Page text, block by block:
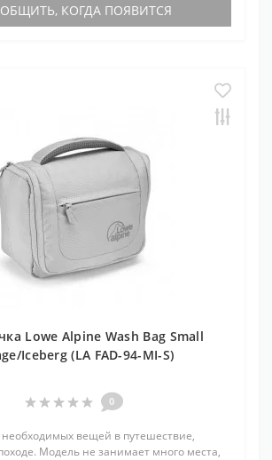
КОГДА ПОЯВИТСЯ
Lowe Alpine Wash Bag Small
Iceberg (LA FAD-94-MI-S)
0
необходимых вещей в путешествие,
Модель не занимает много места,